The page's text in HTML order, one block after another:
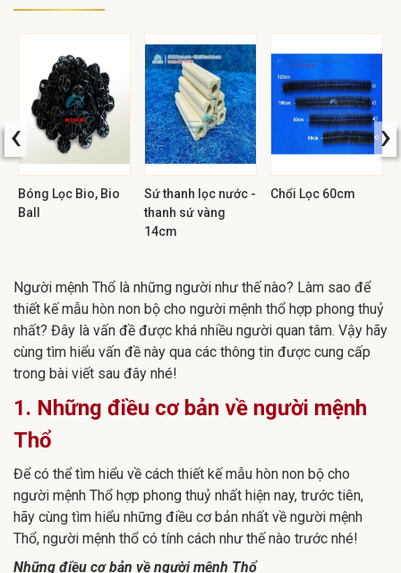
Bóng Lọc Bio, Bio
Ball
Sứ thanh lọc nước -
thanh sứ vàng
14cm
Chổi Lọc 60cm
‹ ›
Người mệnh Thổ là những người như thế nào? Làm sao để
thiết kế mẫu hòn non bộ cho người mệnh thổ hợp phong thuỷ
nhất? Đây là vấn đề được khá nhiều người quan tâm. Vậy hãy
cùng tìm hiểu vấn đề này qua các thông tin được cung cấp
trong bài viết sau đây nhé!
1. Những điều cơ bản về người mệnh
Thổ
Để có thể tìm hiểu về cách thiết kế mẫu hòn non bộ cho
người mệnh Thổ hợp phong thuỷ nhất hiện nay, trước tiên,
hãy cùng tìm hiểu những điều cơ bản nhất về người mệnh
Thổ, người mệnh thổ có tính cách như thế nào trước nhé!
Những điều cơ bản về người mệnh Thổ